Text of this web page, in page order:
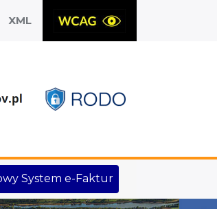
XML
System e-Faktur